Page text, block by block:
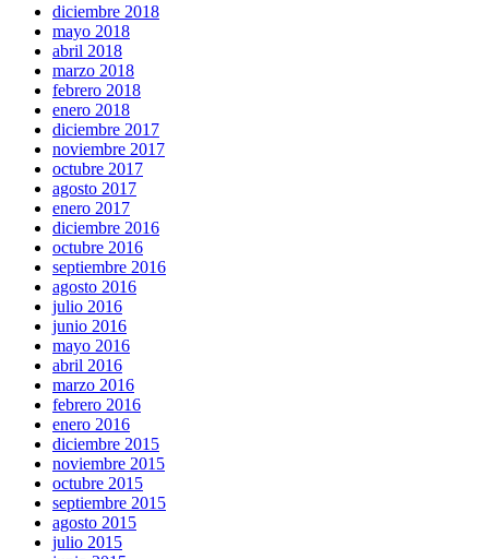
diciembre 2018
mayo 2018
abril 2018
marzo 2018
febrero 2018
enero 2018
diciembre 2017
noviembre 2017
octubre 2017
agosto 2017
enero 2017
diciembre 2016
octubre 2016
septiembre 2016
agosto 2016
julio 2016
junio 2016
mayo 2016
abril 2016
marzo 2016
febrero 2016
enero 2016
diciembre 2015
noviembre 2015
octubre 2015
septiembre 2015
agosto 2015
julio 2015